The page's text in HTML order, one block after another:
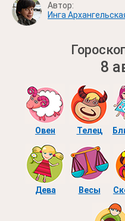
Автор:
Инга
8
Овен Телец
Дева Весы